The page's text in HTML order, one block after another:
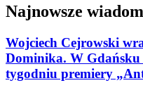
Najnowsze
Wojciech Cejrowski
Dominika. W Gdańsku
tygodniu premiery